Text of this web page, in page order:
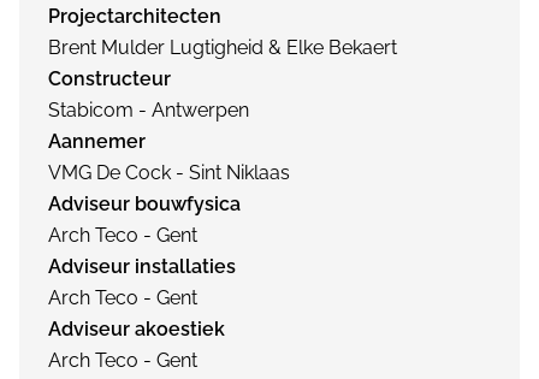
Projectarchitecten
Brent Mulder Lugtigheid & Elke Bekaert
Constructeur
Stabicom - Antwerpen
Aannemer
VMG De Cock - Sint Niklaas
Adviseur bouwfysica
Arch Teco - Gent
Adviseur installaties
Arch Teco - Gent
Adviseur akoestiek
Arch Teco - Gent